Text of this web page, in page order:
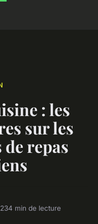
: les
sur les
repas
4 min de lecture